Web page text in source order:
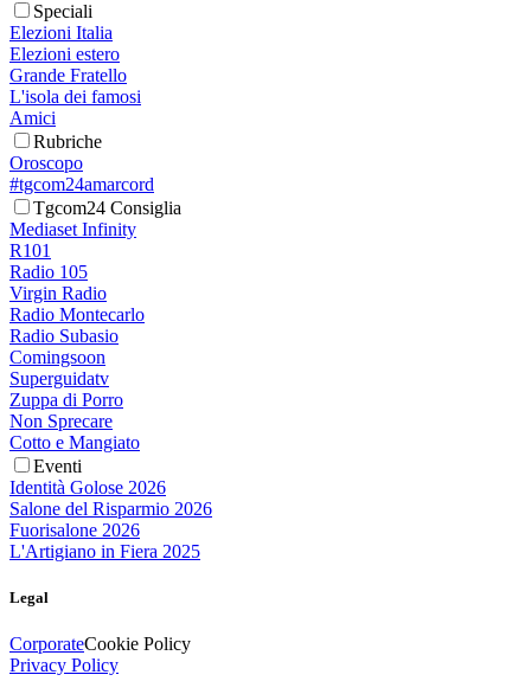
Speciali
Elezioni Italia
Elezioni estero
Grande Fratello
L'isola dei famosi
Amici
Rubriche
Oroscopo
#tgcom24amarcord
Tgcom24 Consiglia
Mediaset Infinity
R101
Radio 105
Virgin Radio
Radio Montecarlo
Radio Subasio
Comingsoon
Superguidatv
Zuppa di Porro
Non Sprecare
Cotto e Mangiato
Eventi
Identità Golose 2026
Salone del Risparmio 2026
Fuorisalone 2026
L'Artigiano in Fiera 2025
Legal
CorporateCookie Policy
Privacy Policy